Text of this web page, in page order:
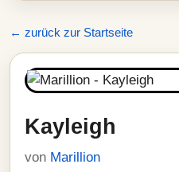
← zurück zur Startseite
Kayleigh
von Marillion